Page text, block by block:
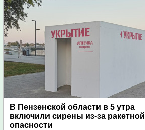
В Пензенской области в 5 утра
включили сирены из-за ракетной
опасности